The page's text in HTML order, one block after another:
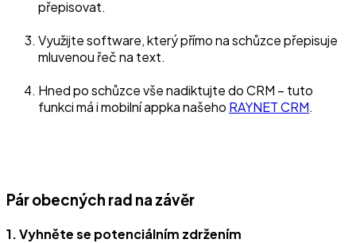
přepisovat.
Využijte software, který přímo na schůzce přepisuje
mluvenou řeč na text.
Hned po schůzce vše nadiktujte do CRM –⁠ tuto
funkci má i mobilní appka našeho RAYNET CRM.
Pár obecných rad na závěr
1. Vyhněte se potenciálním zdržením